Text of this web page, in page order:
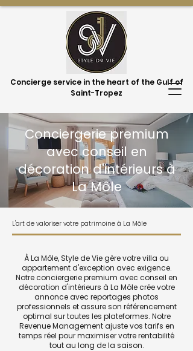
Concierge service in the heart of the Gulf of
Saint-Tropez
Conciergerie premium
avec conseil en
décoration d'intérieurs à
La Môle
L'art de valoriser votre patrimoine à La Môle
À La Môle, Style de Vie gère votre villa ou
appartement d'exception avec exigence.
Notre conciergerie premium avec conseil en
décoration d'intérieurs à La Môle crée votre
annonce avec reportages photos
professionnels et assure son référencement
optimal sur toutes les plateformes. Notre
Revenue Management ajuste vos tarifs en
temps réel pour maximiser votre rentabilité
tout au long de la saison.